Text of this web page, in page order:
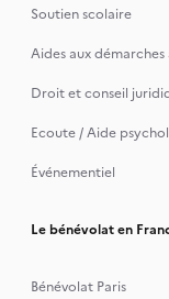
Soutien scolaire
Aides aux
Droit et conseil
Ecoute / Aide
Événementiel
Le bénévolat en
Bénévolat Paris